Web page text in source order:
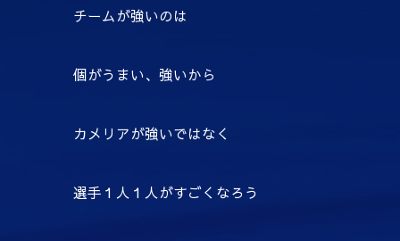
チームが強いのは
個がうまい、強いから
カメリアが強いではなく
選手１人１人がすごくなろう